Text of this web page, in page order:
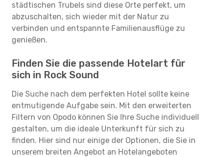
städtischen Trubels sind diese Orte perfekt, um
abzuschalten, sich wieder mit der Natur zu
verbinden und entspannte Familienausflüge zu
genießen.
Finden Sie die passende Hotelart für
sich in Rock Sound
Die Suche nach dem perfekten Hotel sollte keine
entmutigende Aufgabe sein. Mit den erweiterten
Filtern von Opodo können Sie Ihre Suche individuell
gestalten, um die ideale Unterkunft für sich zu
finden. Hier sind nur einige der Optionen, die Sie in
unserem breiten Angebot an Hotelangeboten